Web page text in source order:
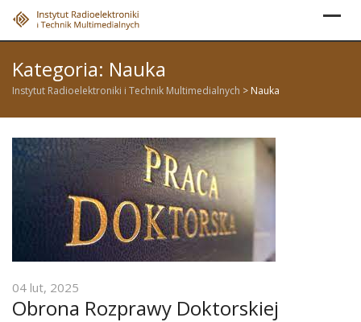
Skip
Kategoria: Nauka
Instytut Radioelektroniki i Technik Multimedialnych > Nauka
04 lut, 2025
Obrona Rozprawy Doktorskiej